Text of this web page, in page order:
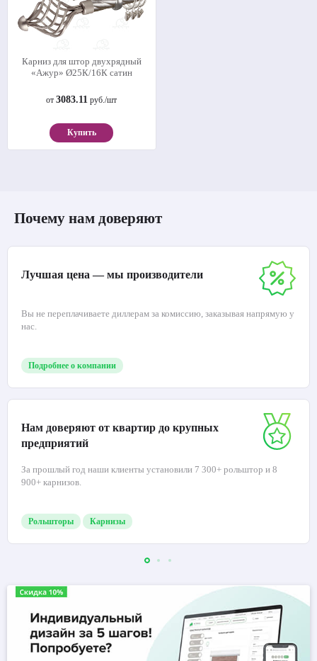
Карниз для штор двухрядный
«Ажур» Ø25К/16К сатин
от3083.11 руб./шт
Купить
Почему нам доверяют
Лучшая цена — мы производители
Вы не переплачиваете диллерам за комиссию, заказывая напрямую у
нас.
Подробнее о компании
Нам доверяют от квартир до крупных
предприятий
За прошлый год наши клиенты установили 7 300+ рольштор и 8
900+ карнизов.
Рольшторы Карнизы